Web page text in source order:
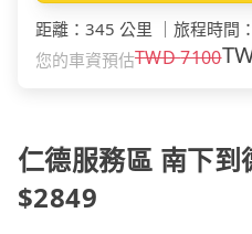
距離 ： 345 公里 旅程時間 ：
您的車資預估TWD7100
仁德服務區 南下
$2849